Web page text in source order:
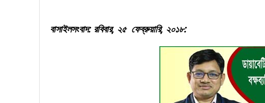
বাসাইলসংবাদ: রবিবার, ২৫ ফেব্রুয়ারি, ২০১৮: